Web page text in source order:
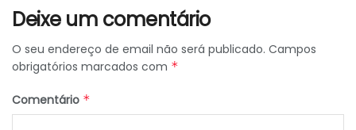
Deixe um comentário
O seu endereço de email não será publicado. Campos
obrigatórios marcados com *
Comentário *